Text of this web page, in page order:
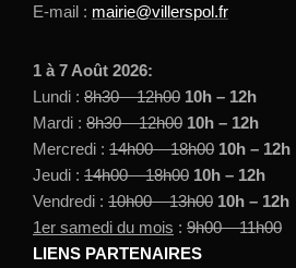
E-mail : mairie@villerspol.fr
1 à 7 Août 2026:
Lundi : 8h30 – 12h00 10h – 12h
Mardi : 8h30 – 12h00 10h – 12h
Mercredi : 14h00 – 18h00 10h – 12h
Jeudi : 14h00 – 18h00 10h – 12h
Vendredi : 10h00 – 13h00 10h – 12h
1er samedi du mois : 9h00 – 11h00
LIENS PARTENAIRES